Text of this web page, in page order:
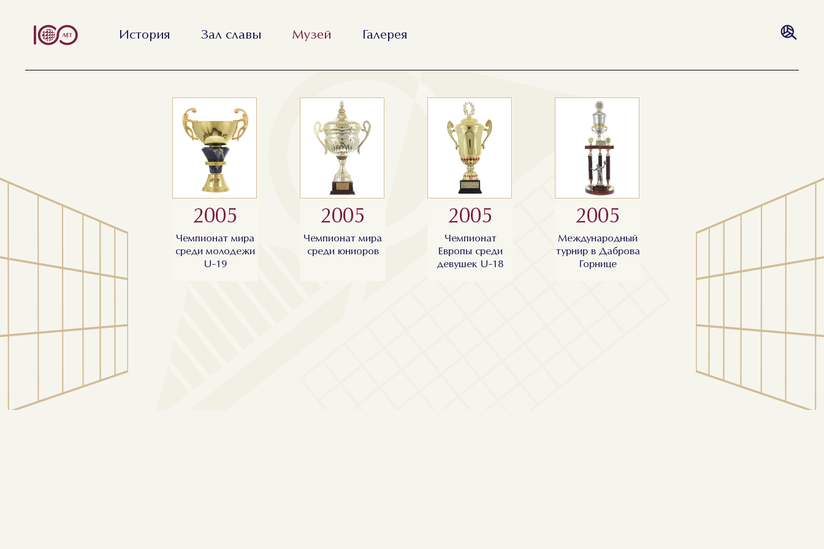
История Зал славы Музей Галерея
2005
Чемпионат мира
среди молодежи
U-19
2005
Чемпионат мира
среди юниоров
2005
Чемпионат
Европы среди
девушек U-18
2005
Международный
турнир в Даброва
Горнице